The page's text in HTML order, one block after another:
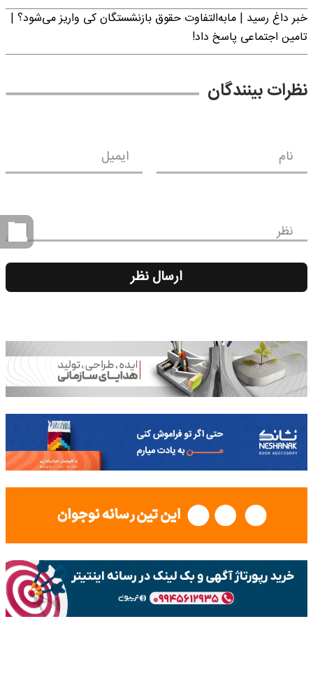
خبر داغ رسید | مابه‌التفاوت حقوق بازنشستگان کی واریز می‌شود؟ |
تامین اجتماعی پاسخ داد!
نظرات بینندگان
نام ایمیل
نظر
ارسال نظر